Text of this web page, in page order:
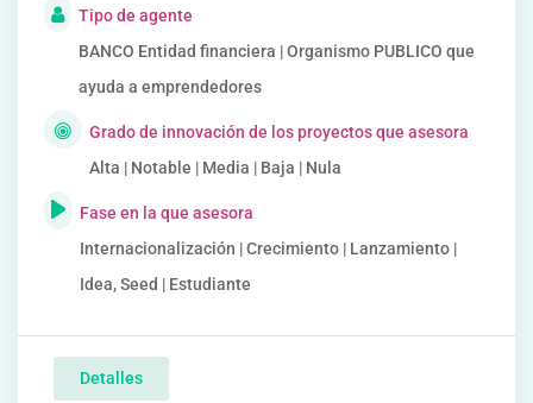
Tipo de agente
BANCO Entidad financiera | Organismo PUBLICO que
ayuda a emprendedores
Grado de innovación de los proyectos que asesora
Alta | Notable | Media | Baja | Nula
Fase en la que asesora
Internacionalización | Crecimiento | Lanzamiento |
Idea, Seed | Estudiante
Detalles